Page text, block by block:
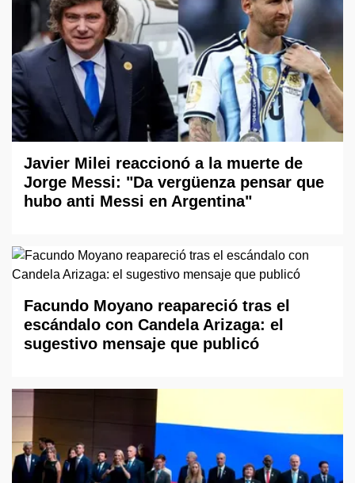
Javier Milei reaccionó a la muerte de
Jorge Messi: "Da vergüenza pensar que
hubo anti Messi en Argentina"
Facundo Moyano reapareció tras el
escándalo con Candela Arizaga: el
sugestivo mensaje que publicó